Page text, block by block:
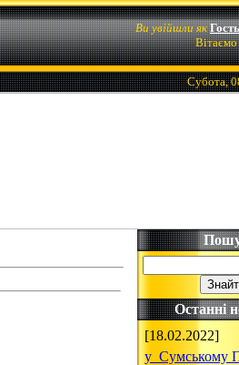
Ви увійшли якГость
Субота,
Останні
[18.02.2022]
у Сумському